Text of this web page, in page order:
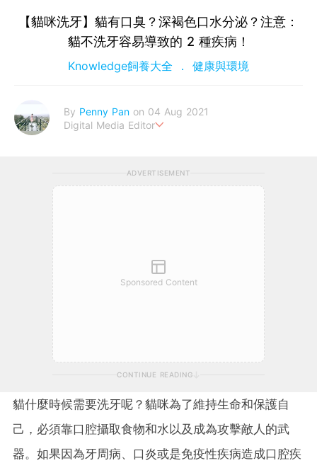
【貓咪洗牙】貓有口臭？深褐色口水分泌？注意：
貓不洗牙容易導致的 2 種疾病！
Knowledge飼養大全 健康與環境
By Penny Pan on 04 Aug 2021
Digital Media Editor
ADVERTISEMENT
Sponsored Content
CONTINUE READING
貓什麼時候需要洗牙呢？貓咪為了維持生命和保護自
己，必須靠口腔攝取食物和水以及成為攻擊敵人的武
器。如果因為牙周病、口炎或是免疫性疾病造成口腔疾